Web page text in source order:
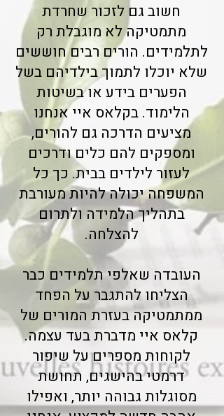
חשוב גם לזכור שחרדת
מתמטיקה לא מוגבלת רק
לתלמידים. הורים רבים חוששים
שלא יוכלו לתמוך בילדיהם בשל
הפערים בידע או בשיטות
הלימוד. בקלאס איי אנחנו
מציעים הדרכה גם להורים,
ומספקים להם כלים ודרכים
לעזור לילדים בבית. כך כל
המשפחה יכולה להיות מעורבת
בתהליך הלמידה ולתרום
להצלחה.
העובדה שאלפי תלמידים כבר
הצליחו להתגבר על הפחד
ממתמטיקה בעזרת המורים של
קלאס איי מדברת בעד עצמה.
לקוחות מספרים על שיפור
דרמטי בהישגים, תחושת
מסוגלות גבוהה יותר, ואפילו